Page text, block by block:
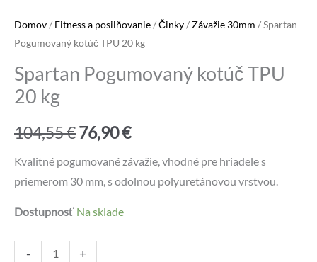
Domov/ Fitness a posilňovanie/Činky/Závažie 30mm / Spartan
Pogumovaný kotúč TPU 20 kg
Spartan Pogumovaný kotúč TPU
20 kg
104,55€Pôvodná
cena
bola:
76,90€Aktuálna
cena
Kvalitné pogumované závažie, vhodné pre hriadele s
priemerom 30 mm, s odolnou polyuretánovou vrstvou.
Dostupnosť Na sklade
-
množstvo
+